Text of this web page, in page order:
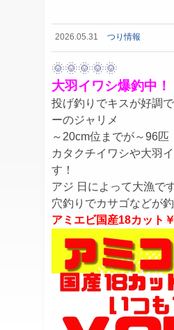
2026.05.31 つり情報
🌞🌞🌞🌞🌞
大羽イワシ爆釣中！
投げ釣りでキスが好調
ーのジャリメ
～20cm位までが～96匹
カタクチイワシや大羽
す！
アジ 日によって大漁で
穴釣りでカサゴなどが釣
アミエビ国産18カット